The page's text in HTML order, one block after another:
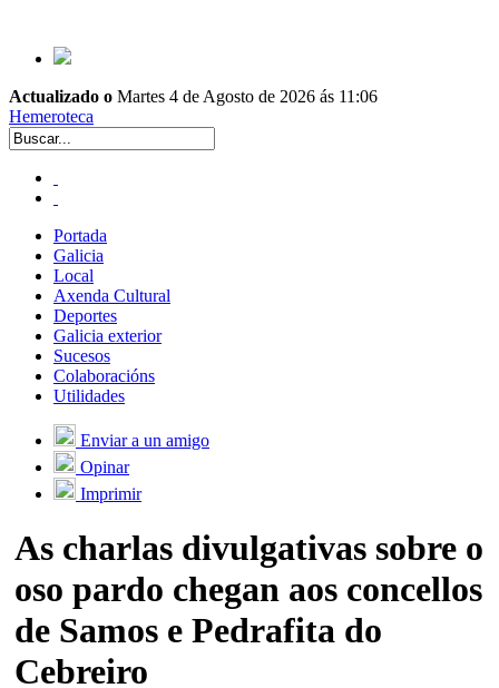
Actualizado o Martes 4 de Agosto de 2026 ás 11:06
Hemeroteca
Portada
Galicia
Local
Axenda Cultural
Deportes
Galicia exterior
Sucesos
Colaboracións
Utilidades
Enviar a un amigo
Opinar
Imprimir
As charlas divulgativas sobre o
oso pardo chegan aos concellos
de Samos e Pedrafita do
Cebreiro